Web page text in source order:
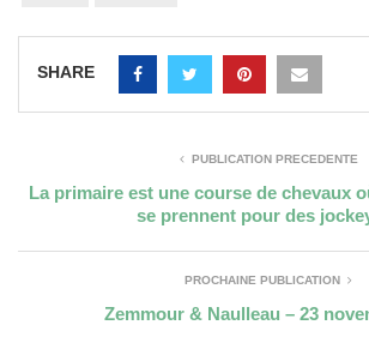
SHARE
PUBLICATION PRÉCÉDENTE
La primaire est une course de chevaux
se prennent pour des
PROCHAINE PUBLICATION
Zemmour & Naulleau – 23